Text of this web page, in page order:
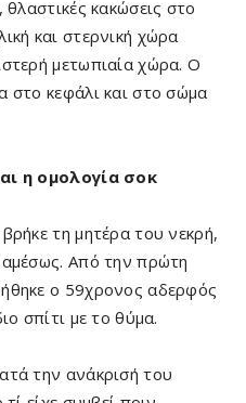
θλαστικές κακώσεις στο
και στερνική χώρα
μετωπιαία χώρα. Ο
στο κεφάλι και στο σώμα
η ομολογία σοκ
τη μητέρα του νεκρή,
αμέσως. Από την πρώτη
ο 59χρονος αδερφός
σπίτι με το θύμα.
την ανάκρισή του